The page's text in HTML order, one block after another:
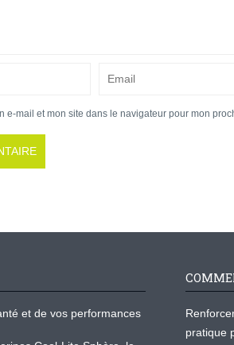
e-mail et mon site dans le navigateur pour mon
et de vos performances
pratique